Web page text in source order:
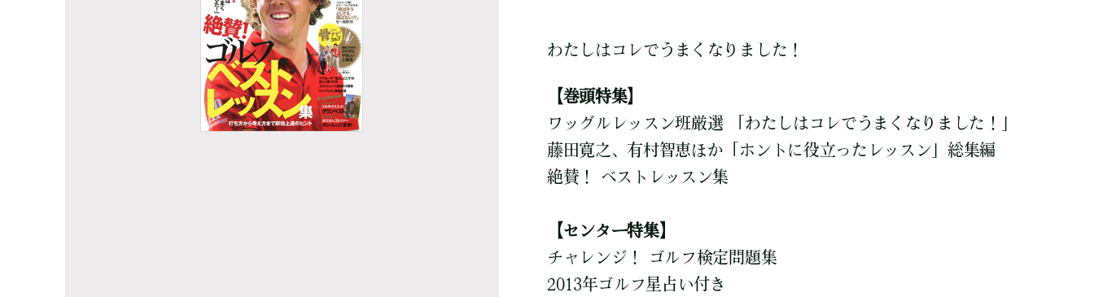
わたしはコレでうまくなりました！
【巻頭特集】
ワッグルレッスン班厳選 「わたしはコレでうまくなりました！」
藤田寛之、有村智恵ほか「ホントに役立ったレッスン」総集編
絶賛！ ベストレッスン集
【センター特集】
チャレンジ！ ゴルフ検定問題集
2013年ゴルフ星占い付き